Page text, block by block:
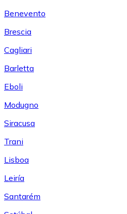
Benevento
Brescia
Cagliari
Barletta
Eboli
Modugno
Siracusa
Trani
Lisboa
Leiría
Santarém